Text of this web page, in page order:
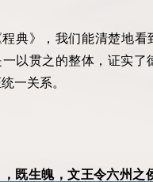
典》，我们能清楚地看
一以贯之的整体，证实了
一关系。
既生魄，文王令六州之